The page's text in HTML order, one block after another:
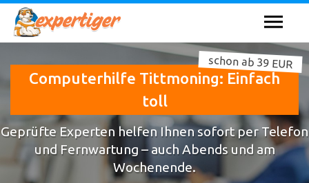
Computerhilfe Tittmoning: Einfach
toll
schon ab 39 EUR
Geprüfte Experten helfen Ihnen sofort per Telefon
und Fernwartung – auch Abends und am
Wochenende.